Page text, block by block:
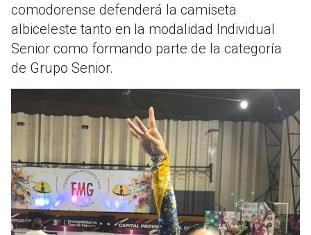
comodorense defenderá la camiseta
albiceleste tanto en la modalidad Individual
Senior como formando parte de la categoría
de Grupo Senior.